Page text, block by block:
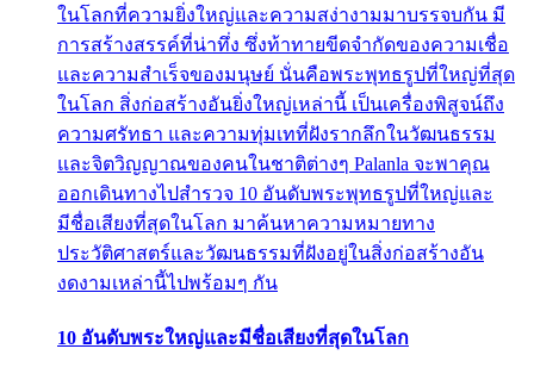
ในโลกที่ความยิ่งใหญ่และความสง่างามมาบรรจบกัน มี
การสร้างสรรค์ที่น่าทึ่ง ซึ่งท้าทายขีดจำกัดของความเชื่อ
และความสำเร็จของมนุษย์ นั่นคือพระพุทธรูปที่ใหญ่ที่สุด
ในโลก สิ่งก่อสร้างอันยิ่งใหญ่เหล่านี้ เป็นเครื่องพิสูจน์ถึง
ความศรัทธา และความทุ่มเทที่ฝังรากลึกในวัฒนธรรม
และจิตวิญญาณของคนในชาติต่างๆ Palanla จะพาคุณ
ออกเดินทางไปสำรวจ 10 อันดับพระพุทธรูปที่ใหญ่และ
มีชื่อเสียงที่สุดในโลก มาค้นหาความหมายทาง
ประวัติศาสตร์และวัฒนธรรมที่ฝังอยู่ในสิ่งก่อสร้างอัน
งดงามเหล่านี้ไปพร้อมๆ กัน
10 อันดับพระใหญ่และมีชื่อเสียงที่สุดในโลก